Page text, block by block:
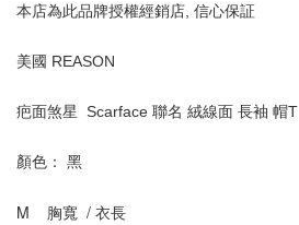
本店為此品牌授權經銷店, 信心保証
美國 REASON
疤面煞星  Scarface 聯名 絨線面 長袖 帽T
顏色： 黑
M    胸寬  / 衣長